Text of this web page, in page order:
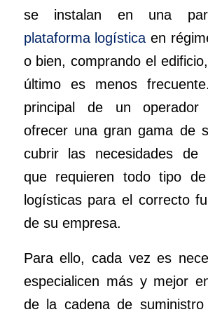
se instalan en una
plataforma logística en
o bien, comprando el
último es menos
principal de un operador
ofrecer una gran gama de
cubrir las necesidades de
que requieren todo tipo de
logísticas para el correcto
de su empresa.
Para ello, cada vez es
especialicen más y mejor
de la cadena de